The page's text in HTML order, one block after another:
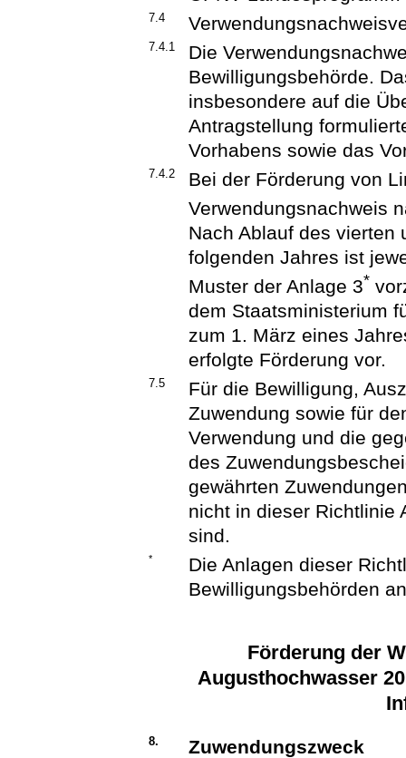
7.4
7.4.1
Die
Bewilligungsbehörde.
insbesondere auf die
Antragstellung
Vorhabens sowie das
7.4.2
Bei der Förderung von
Verwendungsnachweis
Nach Ablauf des vierten
folgenden Jahres ist
Muster der Anlage 3*
dem Staatsministerium
zum 1. März eines
erfolgte Förderung vor.
7.5
Für die Bewilligung,
Zuwendung sowie für
Verwendung und die
des
gewährten
nicht in dieser Richtlinie
sind.
*
Die Anlagen dieser
Bewilligungsbehörden
Förderung der
Augusthochwasser
8.
Zuwendungszweck